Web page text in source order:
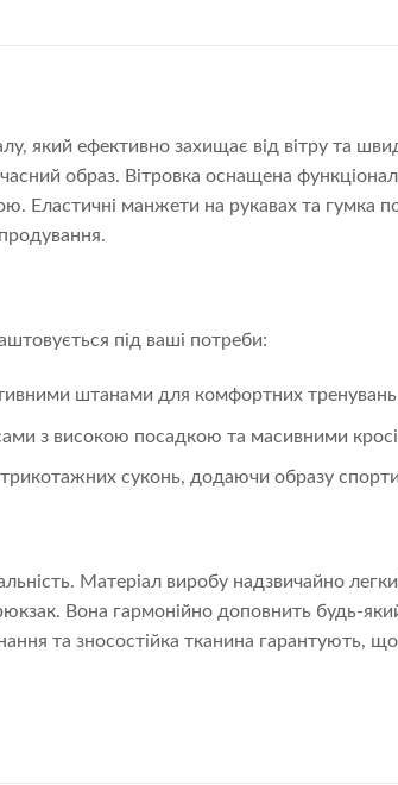
який ефективно захищає від вітру та
образ. Вітровка оснащена
Еластичні манжети на рукавах та гумка
під ваші потреби:
штанами для комфортних тренувань
з високою посадкою та масивними
суконь, додаючи образу
Матеріал виробу надзвичайно
Вона гармонійно доповнить будь-
та зносостійка тканина гарантують,